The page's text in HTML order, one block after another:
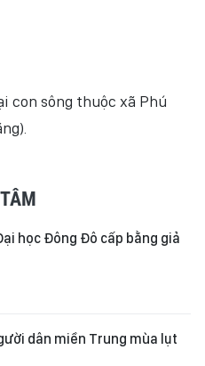
con sông thuộc xã Phú
học Đông Đô cấp bằng giả
dân miền Trung mùa lụt